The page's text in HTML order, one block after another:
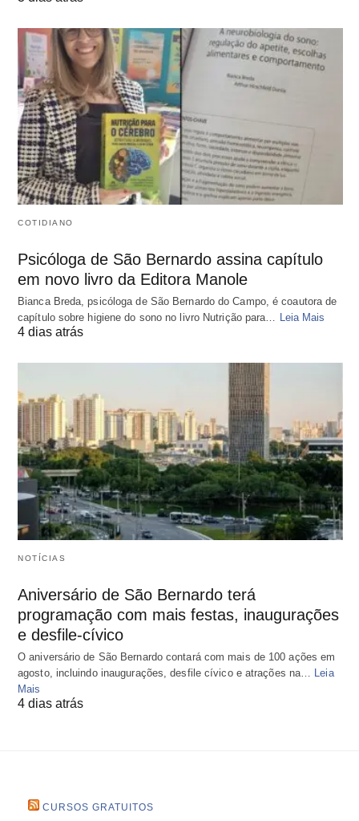
COTIDIANO
Psicóloga de São Bernardo assina capítulo
em novo livro da Editora Manole
Bianca Breda, psicóloga de São Bernardo do Campo, é coautora de
capítulo sobre higiene do sono no livro Nutrição para… Leia Mais
4 dias atrás
NOTÍCIAS
Aniversário de São Bernardo terá
programação com mais festas, inaugurações
e desfile-cívico
O aniversário de São Bernardo contará com mais de 100 ações em
agosto, incluindo inaugurações, desfile cívico e atrações na…
Leia
Mais
4 dias atrás
CURSOS GRATUITOS